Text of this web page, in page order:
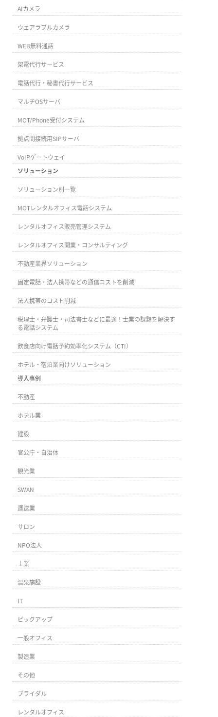
AIカメラ
ウェアラブルカメラ
WEB無料通話
架電代行サービス
電話代行・秘書代行サービス
マルチOSサーバ
MOT/Phone受付システム
拠点間接続用SIPサーバ
VoIPゲートウェイ
ソリューション
ソリューション別一覧
MOTレンタルオフィス電話システム
レンタルオフィス販売管理システム
レンタルオフィス開業・コンサルティング
不動産業界ソリューション
固定電話・法人携帯などの通信コストを削減
法人携帯のコスト削減
税理士・弁護士・司法書士などに最適！士業の課題を解決す
る電話システム
飲食店向け電話予約効率化システム（CTI）
ホテル・宿泊業向けソリューション
導入事例
不動産
ホテル業
建設
官公庁・自治体
観光業
SWAN
運送業
サロン
NPO法人
士業
温泉施設
IT
ピックアップ
一般オフィス
製造業
その他
ブライダル
レンタルオフィス